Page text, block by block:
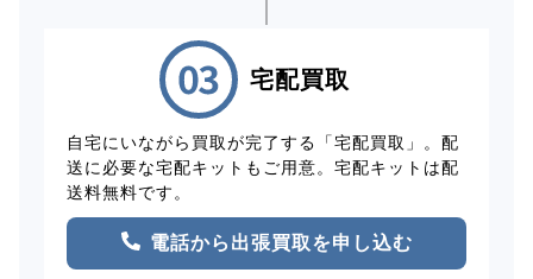
宅配買取
自宅にいながら買取が完了する「宅配買取」。配
送に必要な宅配キットもご用意。宅配キットは配
送料無料です。
電話から出張買取を申し込む